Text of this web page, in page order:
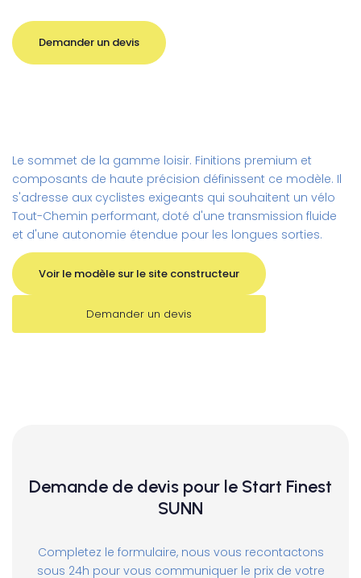
Demander un devis
Le sommet de la gamme loisir. Finitions premium et
composants de haute précision définissent ce modèle. Il
s'adresse aux cyclistes exigeants qui souhaitent un vélo
Tout-Chemin performant, doté d'une transmission fluide
et d'une autonomie étendue pour les longues sorties.
Voir le modèle sur le site constructeur
Demander un devis
Demande de devis pour le Start Finest
SUNN
Completez le formulaire, nous vous recontactons
sous 24h pour vous communiquer le prix de votre